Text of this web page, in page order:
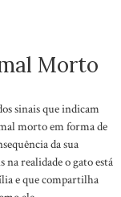
Morto
sinais que indicam
morto em forma de
da sua
realidade o gato está
e que compartilha